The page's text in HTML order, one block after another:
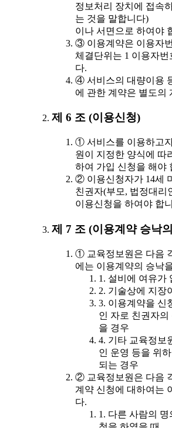
정보처리 장치에 접속
는 것을 말합니다)
이나 서면으로 하여야
③ 이용계약은 이용자
체결단위는 1 이용자번
다.
④ 서비스의 대량이용
에 관한 계약은 별도의
제 6 조 (이용신청)
① 서비스를 이용하고
원이 지정한 양식에 따
하여 가입 신청을 해야
② 이용신청자가 14세
친권자(부모, 법정대리
이용신청을 하여야 합
제 7 조 (이용계약 승낙
① 교육정보원은 다음
에는 이용계약의 승낙
1. 설비에 여유가
2. 기술상에 지장
3. 이용계약을 신
인 자로 친권자
을 경우
4. 기타 교육정보
인 운영 등을 위
되는 경우
② 교육정보원은 다음
계약 신청에 대하여는
다.
1. 다른 사람의